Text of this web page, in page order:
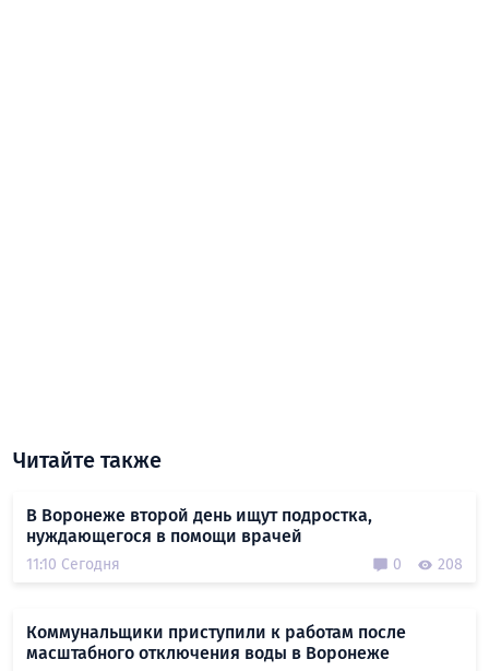
Читайте также
В Воронеже второй день ищут подростка,
нуждающегося в помощи врачей
11:10 Сегодня 0 208
Коммунальщики приступили к работам после
масштабного отключения воды в Воронеже